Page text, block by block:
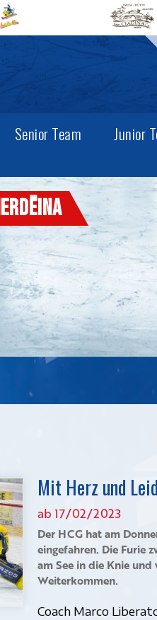
Senior Team Junior
Mit Herz und
ab 17/02/2023
Der HCG hat am
eingefahren. Die Furie
am See in die Knie
Weiterkommen.
Coach Marco